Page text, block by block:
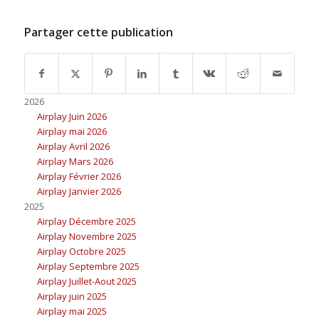
Partager cette publication
2026
Airplay Juin 2026
Airplay mai 2026
Airplay Avril 2026
Airplay Mars 2026
Airplay Février 2026
Airplay Janvier 2026
2025
Airplay Décembre 2025
Airplay Novembre 2025
Airplay Octobre 2025
Airplay Septembre 2025
Airplay Juillet-Aout 2025
Airplay juin 2025
Airplay mai 2025